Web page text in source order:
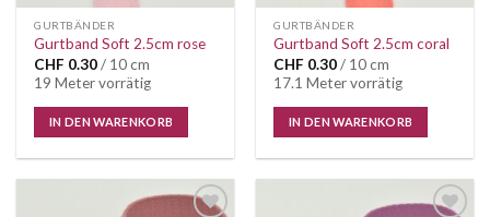
GURTBÄNDER
Gurtband Soft 2.5cm rose
CHF 0.30/ 10 cm
19 Meter vorrätig
IN DEN WARENKORB
GURTBÄNDER
Gurtband Soft 2.5cm coral
CHF 0.30/ 10 cm
17.1 Meter vorrätig
IN DEN WARENKORB